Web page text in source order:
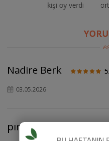
kişi oy verdi
Nadire Berk
03.05.2026
pınar ekinci